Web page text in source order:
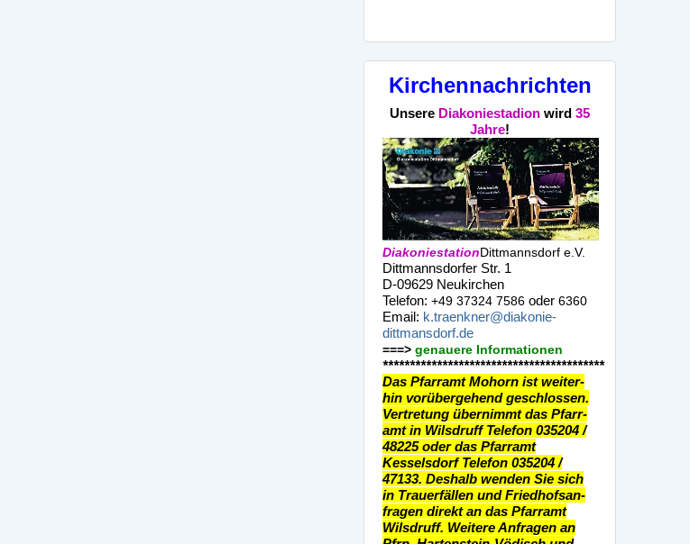
Kirchennachrichten
Unsere Diakoniestadion wird 35
Jahre!
DiakoniestationDittmannsdorf e.V.
Dittmannsdorfer Str. 1
D-09629 Neukirchen
Telefon: +49 37324 7586 oder 6360
Email: k.traenkner@diakonie-
dittmansdorf.de
===> genauere Informationen
*****************************************
Das Pfarramt Mohorn ist weiter-
hin vorübergehend geschlossen.
Vertretung übernimmt das Pfarr-
amt in Wilsdruff Telefon 035204 /
48225 oder das Pfarramt
Kesselsdorf Telefon 035204 /
47133. Deshalb wenden Sie sich
in Trauerfällen und Friedhofsan-
fragen direkt an das Pfarramt
Wilsdruff. Weitere Anfragen an